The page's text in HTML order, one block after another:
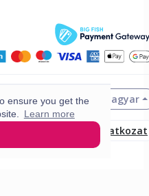
ensure you get the
Learn more
Magyar
Adatvédelmi nyilatkozat